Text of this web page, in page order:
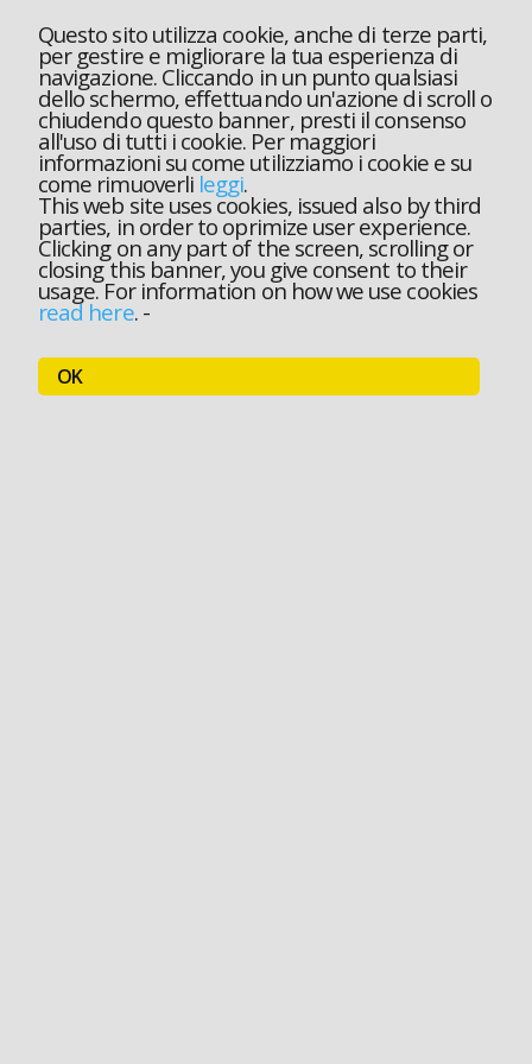
Questo sito utilizza cookie, anche di terze parti,
per gestire e migliorare la tua esperienza di
navigazione. Cliccando in un punto qualsiasi
dello schermo, effettuando un'azione di scroll o
chiudendo questo banner, presti il consenso
all'uso di tutti i cookie. Per maggiori
informazioni su come utilizziamo i cookie e su
come rimuoverli leggi.
This web site uses cookies, issued also by third
parties, in order to oprimize user experience.
Clicking on any part of the screen, scrolling or
closing this banner, you give consent to their
usage. For information on how we use cookies
read here.-
OK